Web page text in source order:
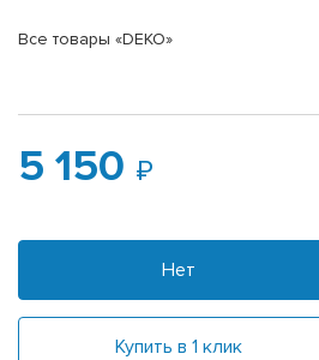
Все товары «DEKO»
5 150
Нет
Купить в 1 клик